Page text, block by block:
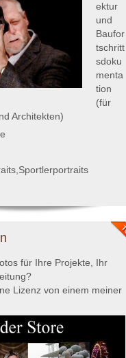
ektur
und
Baufor
tschritt
sdoku
menta
tion
(für
Architekten)
für Ihre Projekte, Ihr
Lizenz von einem meiner